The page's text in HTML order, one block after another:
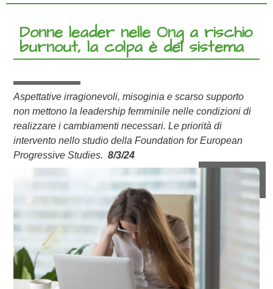
Donne leader nelle Ong a rischio
burnout, la colpa è del sistema
Aspettative irragionevoli, misoginia e scarso supporto
non mettono la leadership femminile nelle condizioni di
realizzare i cambiamenti necessari. Le priorità di
intervento nello studio della Foundation for European
Progressive Studies. 8/3/24